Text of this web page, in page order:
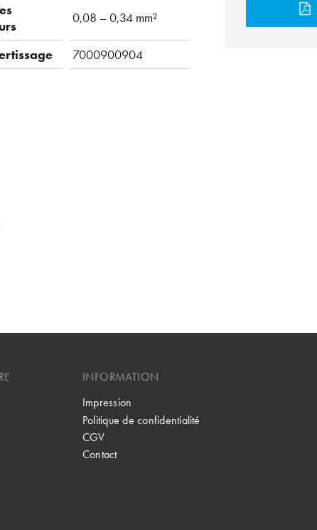
0,08 – 0,34 mm²
7000900904
INFORMATION
Impression
Politique de confidentialité
CGV
Contact